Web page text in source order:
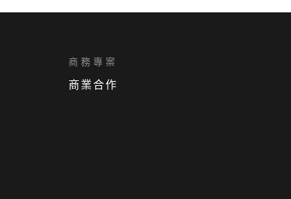
商務專案
商業合作